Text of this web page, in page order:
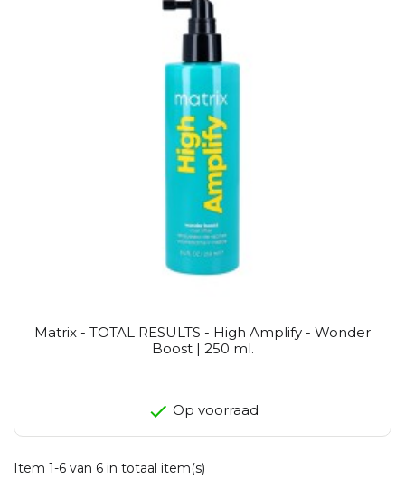
Matrix - TOTAL RESULTS - High Amplify - Wonder
Boost | 250 ml.
Op voorraad
Item 1-6 van 6 in totaal item(s)